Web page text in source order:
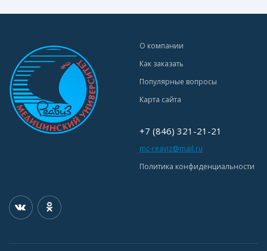
О компании
Как заказать
Популярные вопросы
Карта сайта
+7 (846) 321-21-21
mc-reaviz@mail.ru
Политика конфиденциальности